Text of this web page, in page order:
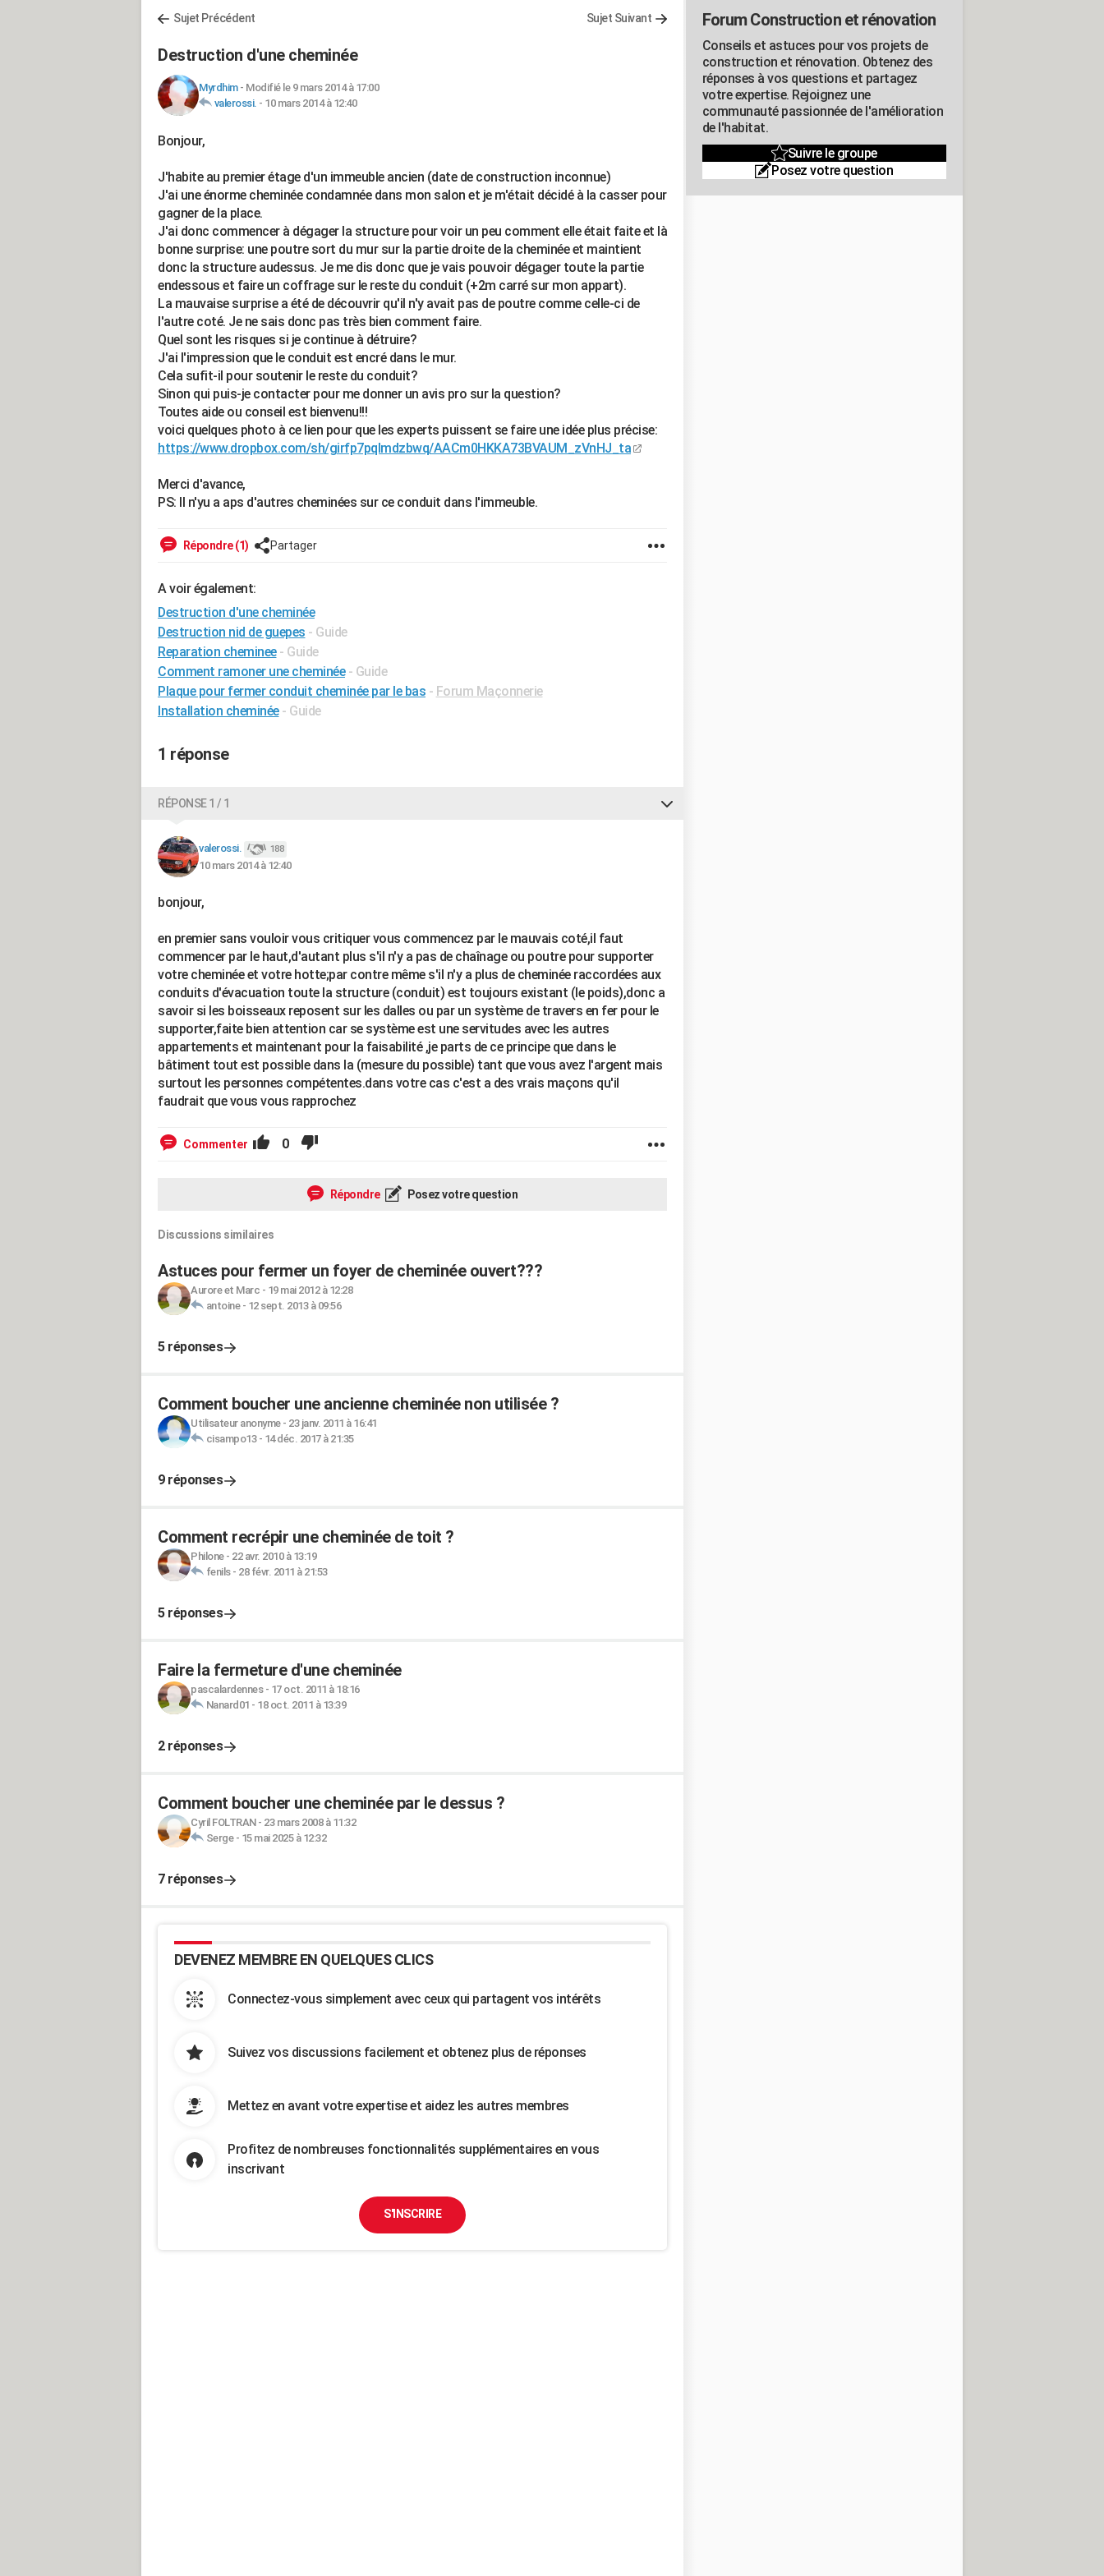
Sujet Précédent Sujet Suivant
Destruction d'une cheminée
Myrdhim- Modifié le 9 mars 2014 à 17:00
valerossi. - 10 mars 2014 à 12:40
Bonjour,
J'habite au premier étage d'un immeuble ancien (date de construction inconnue)
J'ai une énorme cheminée condamnée dans mon salon et je m'était décidé à la casser pour
gagner de la place.
J'ai donc commencer à dégager la structure pour voir un peu comment elle était faite et là
bonne surprise: une poutre sort du mur sur la partie droite de la cheminée et maintient
donc la structure audessus. Je me dis donc que je vais pouvoir dégager toute la partie
endessous et faire un coffrage sur le reste du conduit (+2m carré sur mon appart).
La mauvaise surprise a été de découvrir qu'il n'y avait pas de poutre comme celle-ci de
l'autre coté. Je ne sais donc pas très bien comment faire.
Quel sont les risques si je continue à détruire?
J'ai l'impression que le conduit est encré dans le mur.
Cela sufit-il pour soutenir le reste du conduit?
Sinon qui puis-je contacter pour me donner un avis pro sur la question?
Toutes aide ou conseil est bienvenu!!!
voici quelques photo à ce lien pour que les experts puissent se faire une idée plus précise:
https://www.dropbox.com/sh/girfp7pqlmdzbwq/AACm0HKKA73BVAUM_zVnHJ_ta
Merci d'avance,
PS: Il n'yu a aps d'autres cheminées sur ce conduit dans l'immeuble.
Répondre (1) Partager
A voir également:
Destruction d'une cheminée
Destruction nid de guepes - Guide
Reparation cheminee - Guide
Comment ramoner une cheminée - Guide
Plaque pour fermer conduit cheminée par le bas - Forum Maçonnerie
Installation cheminée - Guide
1 réponse
RÉPONSE 1 / 1
valerossi. 188
10 mars 2014 à 12:40
bonjour,
en premier sans vouloir vous critiquer vous commencez par le mauvais coté,il faut
commencer par le haut,d'autant plus s'il n'y a pas de chaînage ou poutre pour supporter
votre cheminée et votre hotte;par contre même s'il n'y a plus de cheminée raccordées aux
conduits d'évacuation toute la structure (conduit) est toujours existant (le poids),donc a
savoir si les boisseaux reposent sur les dalles ou par un système de travers en fer pour le
supporter,faite bien attention car se système est une servitudes avec les autres
appartements et maintenant pour la faisabilité ,je parts de ce principe que dans le
bâtiment tout est possible dans la (mesure du possible) tant que vous avez l'argent mais
surtout les personnes compétentes.dans votre cas c'est a des vrais maçons qu'il
faudrait que vous vous rapprochez
Commenter 0
Répondre Posez votre question
Discussions similaires
Astuces pour fermer un foyer de cheminée ouvert???
Aurore et Marc - 19 mai 2012 à 12:28
antoine- 12 sept. 2013 à 09:56
5 réponses
Comment boucher une ancienne cheminée non utilisée ?
Utilisateur anonyme- 23 janv. 2011 à 16:41
cisampo13- 14 déc. 2017 à 21:35
9 réponses
Comment recrépir une cheminée de toit ?
Philone- 22 avr. 2010 à 13:19
fenils- 28 févr. 2011 à 21:53
5 réponses
Faire la fermeture d'une cheminée
pascalardennes- 17 oct. 2011 à 18:16
Nanard01 - 18 oct. 2011 à 13:39
2 réponses
Comment boucher une cheminée par le dessus ?
Cyril FOLTRAN- 23 mars 2008 à 11:32
Serge- 15 mai 2025 à 12:32
7 réponses
DEVENEZ MEMBRE EN QUELQUES CLICS
Connectez-vous simplement avec ceux qui partagent vos intérêts
Suivez vos discussions facilement et obtenez plus de réponses
Mettez en avant votre expertise et aidez les autres membres
Profitez de nombreuses fonctionnalités supplémentaires en vous
inscrivant
S'INSCRIRE
Forum Construction et rénovation
Conseils et astuces pour vos projets de
construction et rénovation. Obtenez des
réponses à vos questions et partagez
votre expertise. Rejoignez une
communauté passionnée de l'amélioration
de l'habitat.
Suivre le groupe
Posez votre question